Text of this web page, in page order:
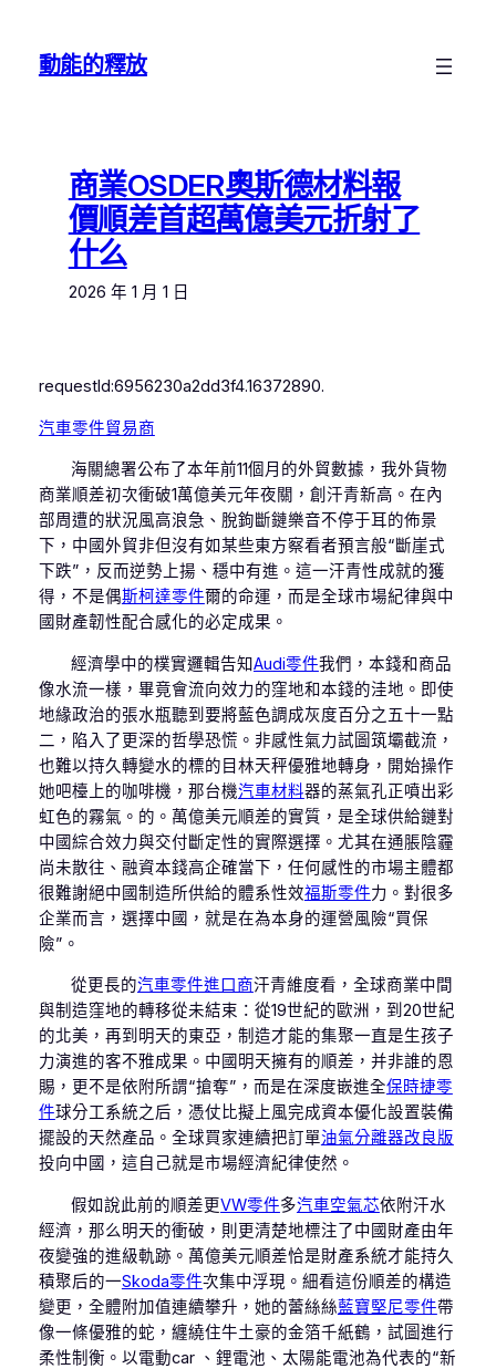
動能的釋放
商業OSDER奧斯德材料報
價順差首超萬億美元折射了
什么
2026 年 1 月 1 日
requestId:6956230a2dd3f4.16372890.
汽車零件貿易商
海關總署公布了本年前11個月的外貿數據，我外貨物
商業順差初次衝破1萬億美元年夜關，創汗青新高。在內
部周遭的狀況風高浪急、脫鉤斷鏈樂音不停于耳的佈景
下，中國外貿非但沒有如某些東方察看者預言般“斷崖式
下跌”，反而逆勢上揚、穩中有進。這一汗青性成就的獲
得，不是偶斯柯達零件爾的命運，而是全球市場紀律與中
國財產韌性配合感化的必定成果。
經濟學中的樸實邏輯告知Audi零件我們，本錢和商品
像水流一樣，畢竟會流向效力的窪地和本錢的洼地。即使
地緣政治的張水瓶聽到要將藍色調成灰度百分之五十一點
二，陷入了更深的哲學恐慌。非感性氣力試圖筑壩截流，
也難以持久轉變水的標的目林天秤優雅地轉身，開始操作
她吧檯上的咖啡機，那台機汽車材料器的蒸氣孔正噴出彩
虹色的霧氣。的。萬億美元順差的實質，是全球供給鏈對
中國綜合效力與交付斷定性的實際選擇。尤其在通脹陰霾
尚未散往、融資本錢高企確當下，任何感性的市場主體都
很難謝絕中國制造所供給的體系性效福斯零件力。對很多
企業而言，選擇中國，就是在為本身的運營風險“買保
險”。
從更長的汽車零件進口商汗青維度看，全球商業中間
與制造窪地的轉移從未結束：從19世紀的歐洲，到20世紀
的北美，再到明天的東亞，制造才能的集聚一直是生孩子
力演進的客不雅成果。中國明天擁有的順差，并非誰的恩
賜，更不是依附所謂“搶奪”，而是在深度嵌進全保時捷零
件球分工系統之后，憑仗比擬上風完成資本優化設置裝備
擺設的天然產品。全球買家連續把訂單油氣分離器改良版
投向中國，這自己就是市場經濟紀律使然。
假如說此前的順差更VW零件多汽車空氣芯依附汗水
經濟，那么明天的衝破，則更清楚地標注了中國財產由年
夜變強的進級軌跡。萬億美元順差恰是財產系統才能持久
積聚后的一Skoda零件次集中浮現。細看這份順差的構造
變更，全體附加值連續攀升，她的蕾絲絲藍寶堅尼零件帶
像一條優雅的蛇，纏繞住牛土豪的金箔千紙鶴，試圖進行
柔性制衡。以電動car 、鋰電池、太陽能電池為代表的“新